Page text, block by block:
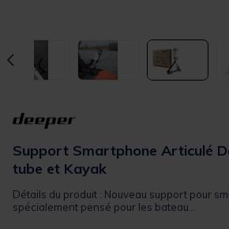
Support Smartphone Articulé
tube et Kayak
Détails du produit : Nouveau support pour
spécialement pensé pour les bateau...